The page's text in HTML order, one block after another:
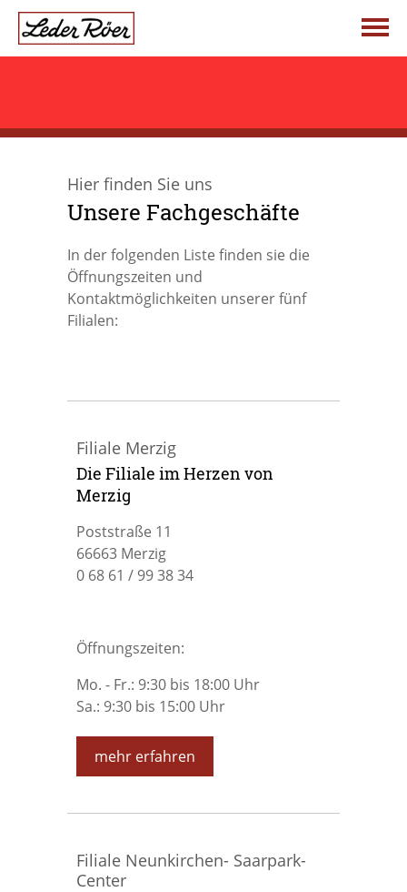
Jetzt anrufen: +49 (0) 68 61 . 99 38 34
Startseite
Über uns
Leder Röer
Die Vision
Produktwelten
Reisegepäck
Sport & Freizeit
Business & Kleinlederwaren
Aktuelles
Veranstaltungen
Datenschutz
Impressum
Hier finden Sie uns
Unsere Fachgeschäfte
In der folgenden Liste finden sie die
Öffnungszeiten und
Kontaktmöglichkeiten unserer fünf
Filialen:
Filiale Merzig
Die Filiale im Herzen von
Merzig
Poststraße 11
66663 Merzig
0 68 61 / 99 38 34
Öffnungszeiten:
Mo. - Fr.: 9:30 bis 18:00 Uhr
Sa.: 9:30 bis 15:00 Uhr
mehr erfahren
Filiale Neunkirchen- Saarpark-
Center